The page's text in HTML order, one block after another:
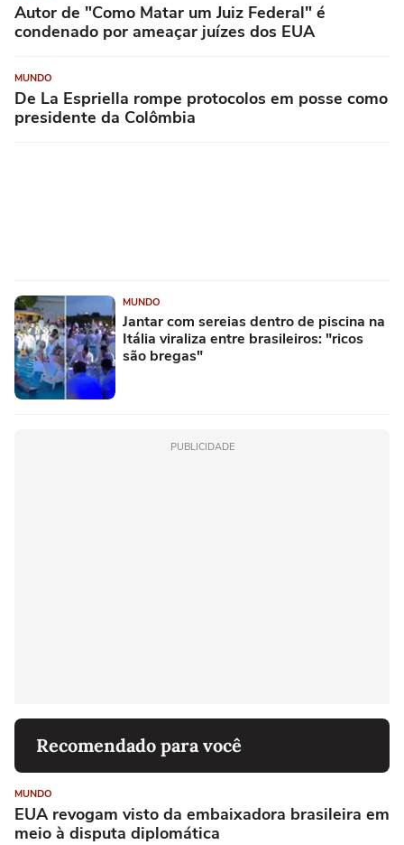
Autor de "Como Matar um Juiz Federal" é
condenado por ameaçar juízes dos EUA
MUNDO
De La Espriella rompe protocolos em posse como
presidente da Colômbia
MUNDO
Jantar com sereias dentro de piscina na
Itália viraliza entre brasileiros: "ricos
são bregas"
PUBLICIDADE
Recomendado para você
MUNDO
EUA revogam visto da embaixadora brasileira em
meio à disputa diplomática